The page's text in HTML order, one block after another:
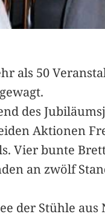
als 50
des
Aktionen
Vier bunte
an zwölf
der Stühle aus